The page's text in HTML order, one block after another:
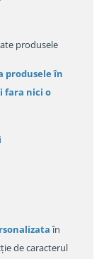
produsele
produsele în
fara nici o
în
de caracterul